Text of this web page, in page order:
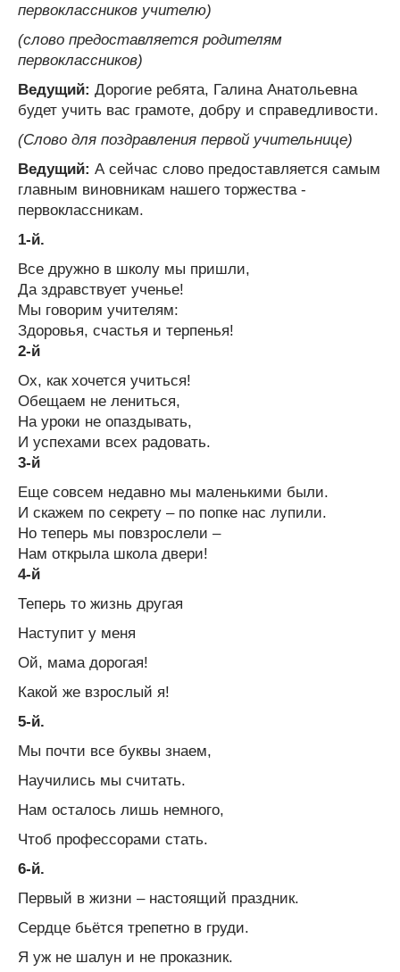
первоклассников учителю)
(слово предоставляется родителям
первоклассников)
Ведущий: Дорогие ребята, Галина Анатольевна
будет учить вас грамоте, добру и справедливости.
(Слово для поздравления первой учительнице)
Ведущий: А сейчас слово предоставляется самым
главным виновникам нашего торжества -
первоклассникам.
1-й.
Все дружно в школу мы пришли,
Да здравствует ученье!
Мы говорим учителям:
Здоровья, счастья и терпенья!
2-й
Ох, как хочется учиться!
Обещаем не лениться,
На уроки не опаздывать,
И успехами всех радовать.
3-й
Еще совсем недавно мы маленькими были.
И скажем по секрету – по попке нас лупили.
Но теперь мы повзрослели –
Нам открыла школа двери!
4-й
Теперь то жизнь другая
Наступит у меня
Ой, мама дорогая!
Какой же взрослый я!
5-й.
Мы почти все буквы знаем,
Научились мы считать.
Нам осталось лишь немного,
Чтоб профессорами стать.
6-й.
Первый в жизни – настоящий праздник.
Сердце бьётся трепетно в груди.
Я уж не шалун и не проказник.